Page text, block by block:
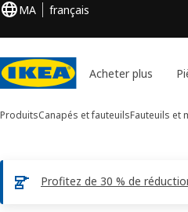
MA français
Acheter plus
ProduitsCanapés et fauteuilsFauteuils et
Profitez de 30 % de